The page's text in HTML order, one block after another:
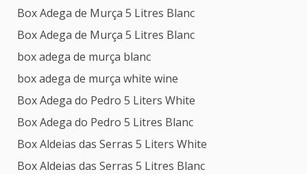
Box Adega de Murça 5 Litres Blanc
Box Adega de Murça 5 Litres Blanc
box adega de murça blanc
box adega de murça white wine
Box Adega do Pedro 5 Liters White
Box Adega do Pedro 5 Litres Blanc
Box Aldeias das Serras 5 Liters White
Box Aldeias das Serras 5 Litres Blanc